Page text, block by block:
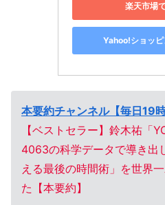
楽天市場
Yahoo!ショッ
本要約チャンネル【毎日19時
【ベストセラー】鈴木祐「
4063の科学データで導き出
える最後の時間術」を世界
た【本要約】